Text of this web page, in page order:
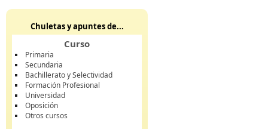
Chuletas y apuntes de...
Curso
Primaria
Secundaria
Bachillerato y Selectividad
Formación Profesional
Universidad
Oposición
Otros cursos